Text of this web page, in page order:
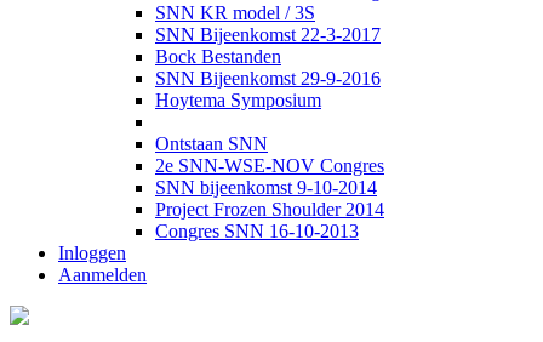
SNN KR model / 3S
SNN Bijeenkomst 22-3-2017
Bock Bestanden
SNN Bijeenkomst 29-9-2016
Hoytema Symposium
Ontstaan SNN
2e SNN-WSE-NOV Congres
SNN bijeenkomst 9-10-2014
Project Frozen Shoulder 2014
Congres SNN 16-10-2013
Inloggen
Aanmelden